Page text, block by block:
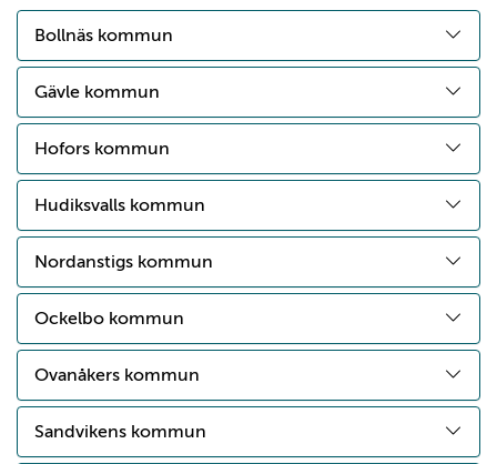
Bollnäs kommun
Gävle kommun
Hofors kommun
Hudiksvalls kommun
Nordanstigs kommun
Ockelbo kommun
Ovanåkers kommun
Sandvikens kommun